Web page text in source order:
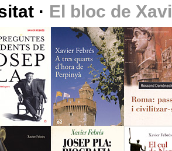
· El bloc de